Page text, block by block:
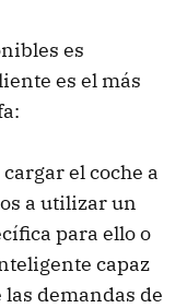
es
es el más
el coche a
a utilizar un
para ello o
capaz
demandas de